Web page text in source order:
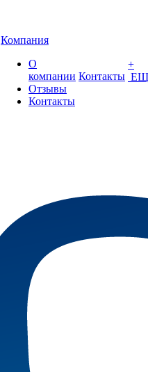
Компания
О
компании
Отзывы
Контакты
Контакты
+